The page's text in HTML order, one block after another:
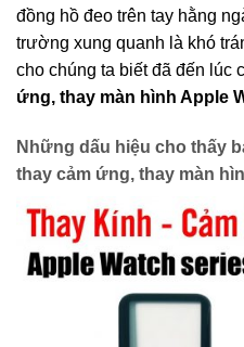
đồng hồ đeo trên tay hằng
trường xung quanh là khó
cho chúng ta biết đã đến lúc
ứng, thay màn hình Apple
Những dấu hiệu cho thấy
thay cảm ứng, thay màn